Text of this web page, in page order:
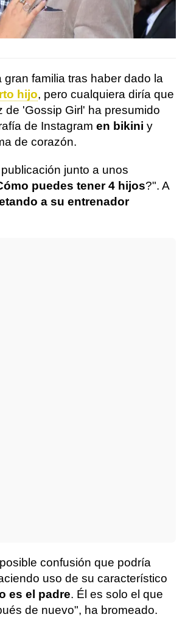
familia tras haber dado la
hijo, pero cualquiera diría que
de 'Gossip Girl' ha presumido
de Instagram en bikini y
de corazón.
junto a unos
puedes tener 4 hijos?". A
a su entrenador
confusión que podría
uso de su característico
es el padre. Él es solo el que
de nuevo", ha bromeado.